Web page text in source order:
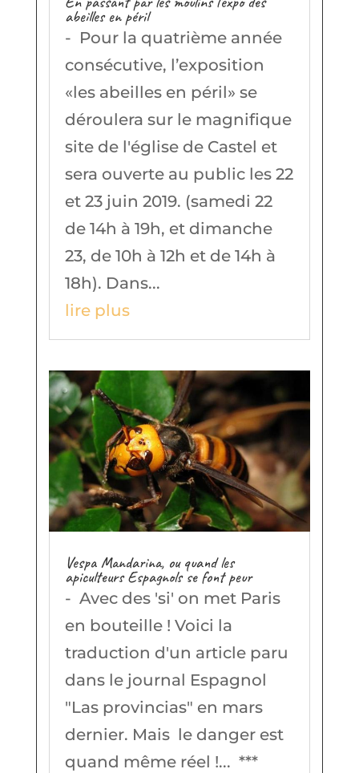
abeilles en péril
- Pour la quatrième année
consécutive, l’exposition
«les abeilles en péril» se
déroulera sur le magnifique
site de l'église de Castel et
sera ouverte au public les 22
et 23 juin 2019. (samedi 22
de 14h à 19h, et dimanche
23, de 10h à 12h et de 14h à
18h). Dans...
lire plus
Vespa Mandarina, ou quand les
apiculteurs Espagnols se font peur
- Avec des 'si' on met Paris
en bouteille ! Voici la
traduction d'un article paru
dans le journal Espagnol
"Las provincias" en mars
dernier. Mais le danger est
quand même réel !... ***